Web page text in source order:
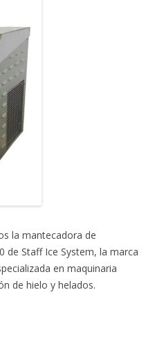
la mantecadora de
de Staff Ice System, la marca
en maquinaria
de hielo y helados.